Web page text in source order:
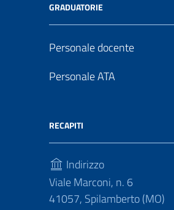
GRADUATORIE
Personale docente
Personale ATA
RECAPITI
Indirizzo
Viale Marconi, n. 6
41057, Spilamberto (MO)